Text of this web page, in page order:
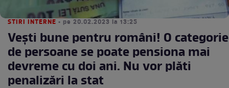
STIRI INTERNE • pe 20.02.2023 la 13:25
Vești bune pentru români! O categorie
de persoane se poate pensiona mai
devreme cu doi ani. Nu vor plăti
penalizări la stat